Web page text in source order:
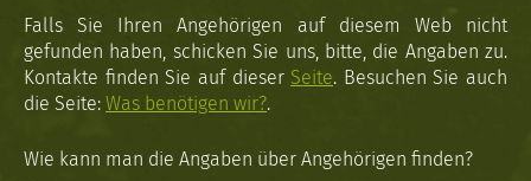
Falls Sie Ihren Angehörigen auf diesem Web nicht
gefunden haben, schicken Sie uns, bitte, die Angaben zu.
Kontakte finden Sie auf dieser Seite. Besuchen Sie auch
die Seite: Was benötigen wir?.
Wie kann man die Angaben über Angehörigen finden?